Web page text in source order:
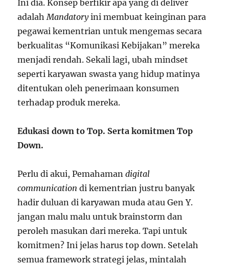
Ini dia. Konsep berfikir apa yang di deliver
adalah Mandatoryini membuat keinginan para
pegawai kementrian untuk mengemas secara
berkualitas “Komunikasi Kebijakan” mereka
menjadi rendah. Sekali lagi, ubah mindset
seperti karyawan swasta yang hidup matinya
ditentukan oleh penerimaan konsumen
terhadap produk mereka.
Edukasi down to Top. Serta komitmen Top
Down.
Perlu di akui, Pemahamandigital
communication di kementrian justru banyak
hadir duluan di karyawan muda atau Gen Y.
jangan malu malu untuk brainstorm dan
peroleh masukan dari mereka. Tapi untuk
komitmen? Ini jelas harus top down. Setelah
semua framework strategi jelas, mintalah